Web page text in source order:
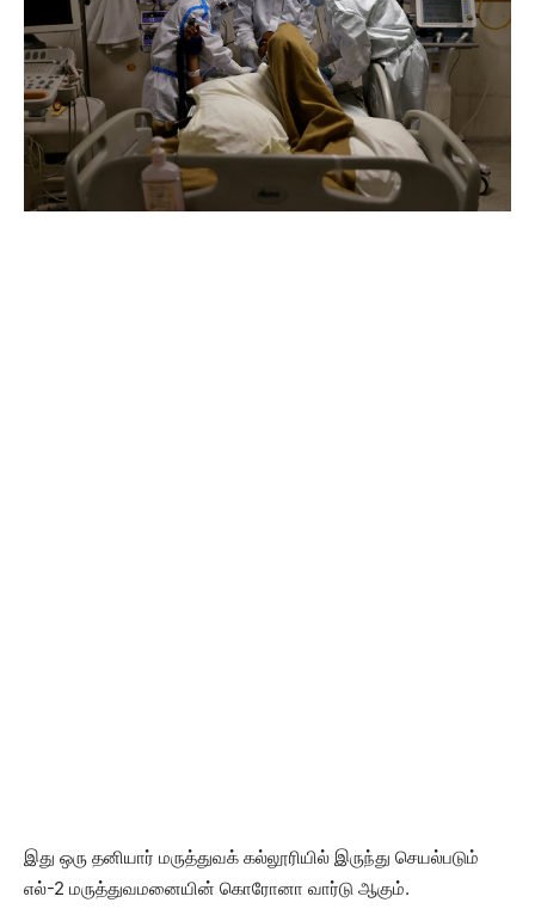
இது ஒரு தனியார் மருத்துவக் கல்லூரியில் இருந்து செயல்படும்
எல்-2 மருத்துவமனையின் கொரோனா வார்டு ஆகும்.